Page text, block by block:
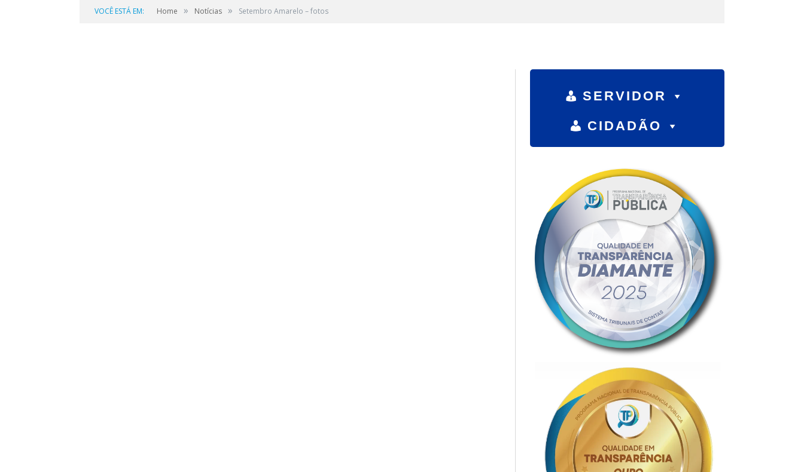
VOCÊ ESTÁ EM: Home » Notícias » Setembro Amarelo – fotos
CR2-ADMIN17 13 DE SETEMBRO DE 2021 0 COMENTÁRIOS
SERVIDOR
CIDADÃO